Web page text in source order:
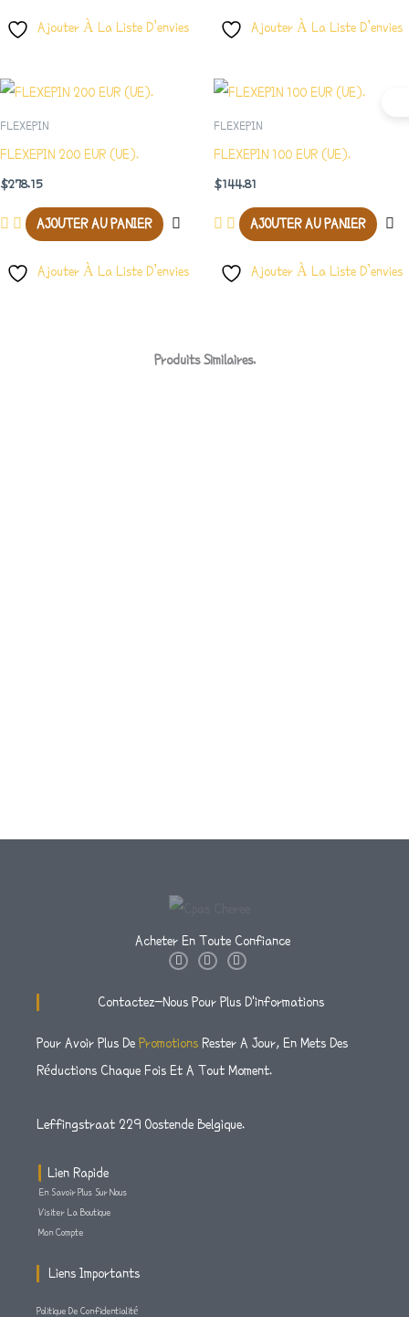
Ajouter À La Liste D’envies Ajouter À La Liste D’envies
FLEXEPIN
FLEXEPIN 200 EUR (UE).
$278.15
AJOUTER AU PANIER
Ajouter À La Liste D’envies
FLEXEPIN
FLEXEPIN 100 EUR (UE).
$144.81
AJOUTER AU PANIER
Ajouter À La Liste D’envies
Produits Similaires.
Acheter En Toute Confiance
I
T
A
T
T
R
F
E
K
F
Contactez-Nous Pour Plus D'informations
Pour Avoir Plus De Promotions Rester A Jour, En Mets Des
Réductions Chaque Fois Et A Tout Moment.
Leffingstraat 229 Oostende Belgique.
Lien Rapide
En Savoir Plus Sur Nous
Visiter La Boutique
Mon Compte
Liens Importants
Politique De Confidentialité